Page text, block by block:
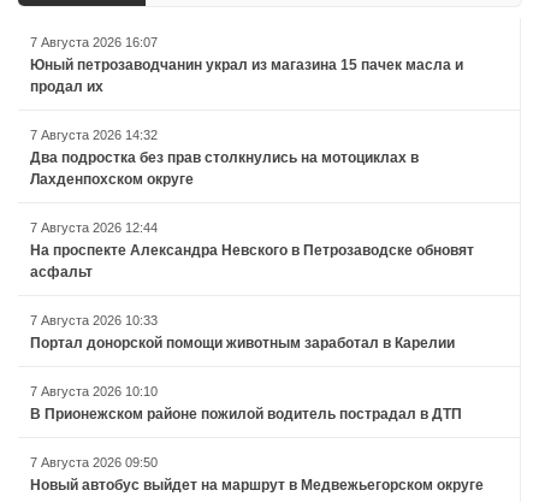
7 Августа 2026 16:07
Юный петрозаводчанин украл из магазина 15 пачек масла и
продал их
7 Августа 2026 14:32
Два подростка без прав столкнулись на мотоциклах в
Лахденпохском округе
7 Августа 2026 12:44
На проспекте Александра Невского в Петрозаводске обновят
асфальт
7 Августа 2026 10:33
Портал донорской помощи животным заработал в Карелии
7 Августа 2026 10:10
В Прионежском районе пожилой водитель пострадал в ДТП
7 Августа 2026 09:50
Новый автобус выйдет на маршрут в Медвежьегорском округе